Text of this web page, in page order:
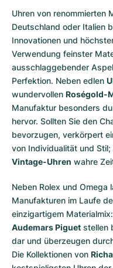
Uhren von renommierten
Deutschland oder Italien
Innovationen und
Verwendung feinster
ausschlaggebender
Perfektion. Neben edlen
wundervollen Roségold-
Manufaktur besonders
hervor. Sollten Sie den
bevorzugen, verkörpert
von Individualität und
Vintage-Uhren wahre
Neben Rolex und Omega
Manufakturen im Laufe
einzigartigem
Audemars Piguet stellen
dar und überzeugen
Die Kollektionen von